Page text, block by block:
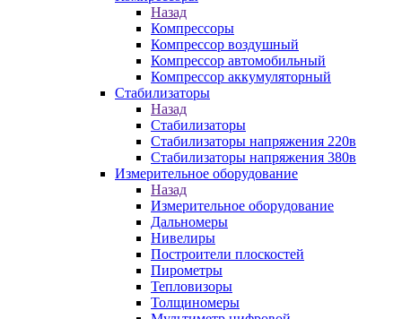
Назад
Компрессоры
Компрессор воздушный
Компрессор автомобильный
Компрессор аккумуляторный
Стабилизаторы
Назад
Стабилизаторы
Стабилизаторы напряжения 220в
Стабилизаторы напряжения 380в
Измерительное оборудование
Назад
Измерительное оборудование
Дальномеры
Нивелиры
Построители плоскостей
Пирометры
Тепловизоры
Толщиномеры